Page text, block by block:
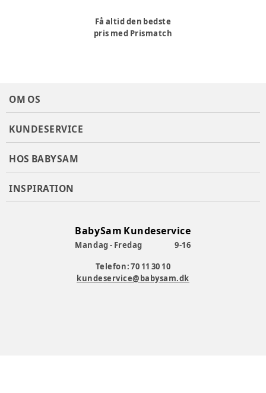
Få altid den bedste
pris med Prismatch
OM OS
KUNDESERVICE
HOS BABYSAM
INSPIRATION
BabySam Kundeservice
Mandag - Fredag
9-16
Telefon: 70 11 30 10
kundeservice@babysam.dk